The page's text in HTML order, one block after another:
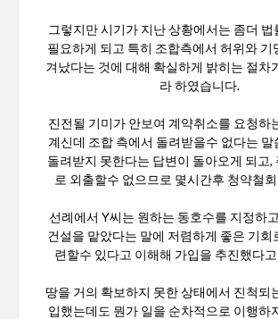
그렇지만 시기가 지난 상황에서는 좀더 법
필요하게 되고 특히 조합측에서 허위와 기
겨났다는 것에 대해 확실하게 밝히는 절차
라 하였습니다.
진전될 기미가 안보여 계약취소를 요청하
계신데 조합 측에서 돌려받을수 없다는 말
돌려받지 못한다는 답변이 돌아오게 되고,
로 외출할수 없으므로 몇시간후 청약철
선례에서 Y씨는 원하는 동호수를 지정하
건설을 맡았다는 말에 저렴하게 좋은 기회
련할수 있다고 이해해 가입을 추진했다
땅을 거의 확보하지 못한 상태에서 진척되
입했는데도 뭔가 일을 순차적으로 이행하